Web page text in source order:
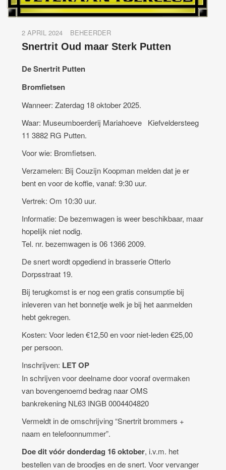
2 APRIL 2024 BEHEERDER
Snertrit Oud maar Sterk Putten
DeSnertrit Putten
Bromfietsen
Wanneer: Zaterdag 18 oktober 2025.
Waar: Museumboerderij Mariahoeve Kiefveldersteeg
11 3882 RG Putten.
Voor wie: Bromfietsen.
Verzamelen: Bij Couzijn Koopman melden dat je er
bent en voor de koffie, vanaf: 9:30 uur.
Vertrek: Om 10:30 uur.
Informatie: De bezemwagen is weer beschikbaar, maar
hopelijk niet nodig.
Tel. nr. bezemwagen is 06 1366 2009.
De snert wordt opgediend in brasserie Otterlo
Dorpsstraat 19.
Bij terugkomst is er nog een gratis consumptie bij
inleveren van het bonnetje welk je bij het aanmelden
hebt gekregen.
Kosten: Voor leden €12,50 en voor niet-leden €25,00
per persoon.
Inschrijven: LET OP
In schrijven voor deelname door vooraf overmaken
van bovengenoemd bedrag naar OMS
bankrekening NL63 INGB 0004404820
Vermeldt in de omschrijving “Snertrit brommers +
naam en telefoonnummer”.
Doe dit vóór donderdag 16oktober, i.v.m. het
bestellen van de broodjes en de snert. Voor vervanger